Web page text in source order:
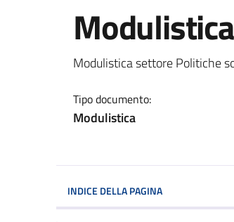
Dettagli del
Modulistica settore Politiche
Tipo documento:
Modulistica
INDICE DELLA PAGINA